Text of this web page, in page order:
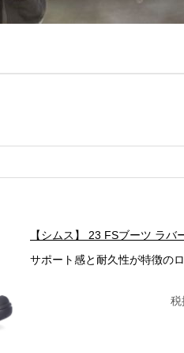
【シムス】 23 FSブーツ ラバ
サポート感と耐久性が特徴の
税